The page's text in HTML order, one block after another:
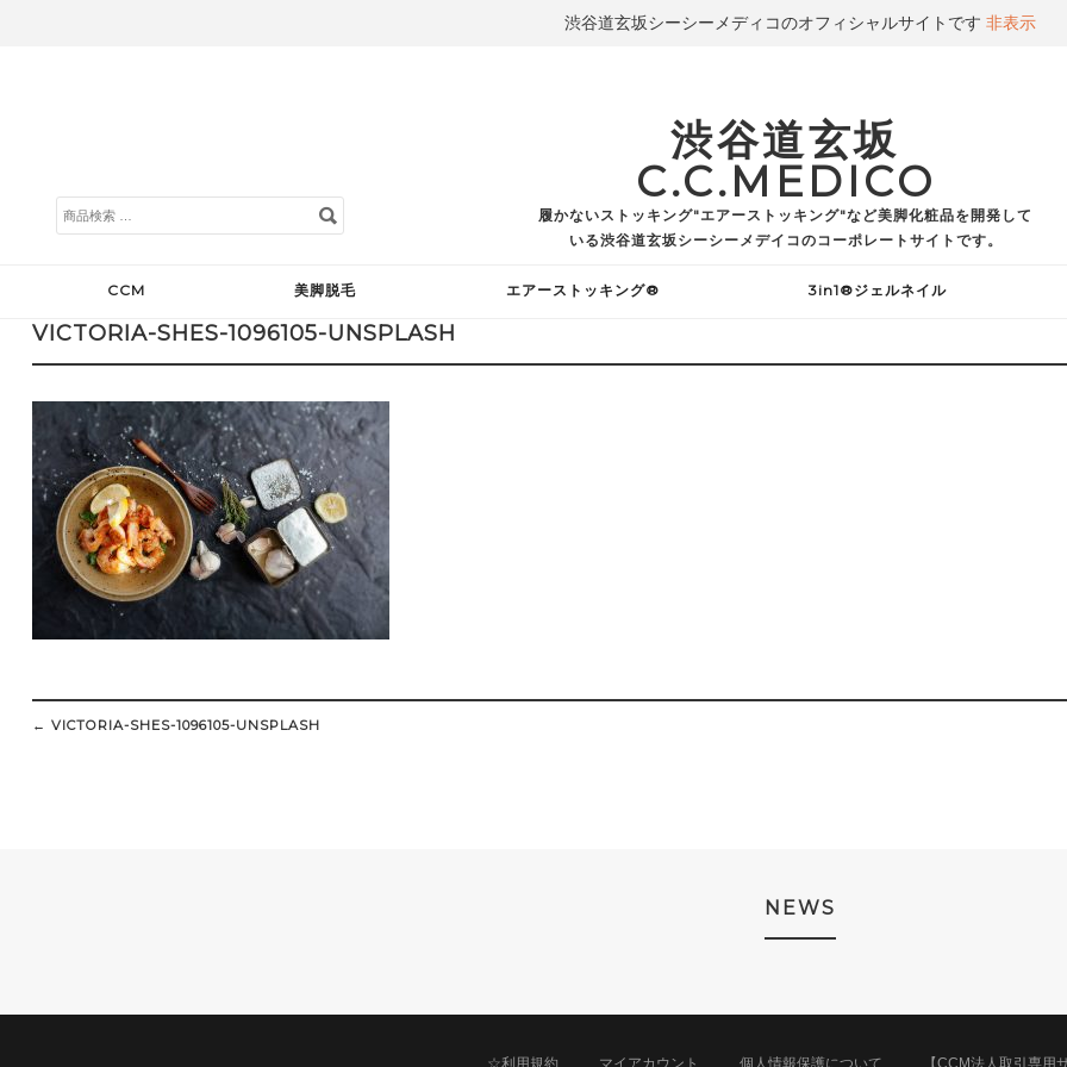
検
索
渋谷道玄坂
C.C.MEDICO
履かないストッキング"エアーストッキング"など美脚化粧品を開発して
いる渋谷道玄坂シーシーメデイコのコーポレートサイトです。
CCM 美脚脱毛 エアーストッキング® 3in1®ジェルネイル
VICTORIA-SHES-1096105-UNSPLASH
Post
navigation
← VICTORIA-SHES-1096105-UNSPLASH
NEWS
渋谷道玄坂シーシーメディコのオフィシャルサイトです 非表示